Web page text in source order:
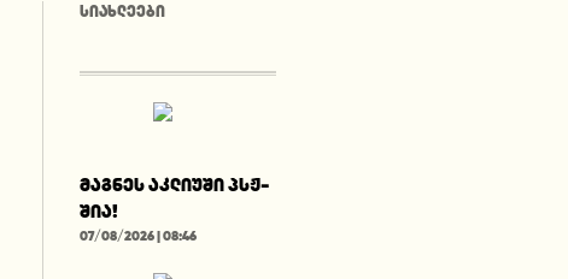
ᲡᲘᲐᲮᲚᲔᲔᲑᲘ
მაგნეს აკლიუში პსჟ-
შია!
07/08/2026 | 08:46